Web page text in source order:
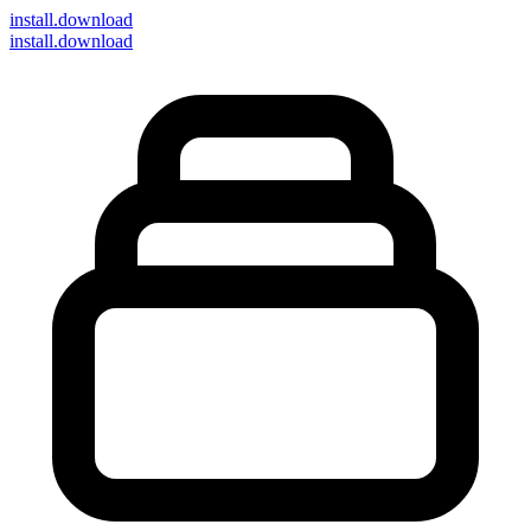
install.download
install.download